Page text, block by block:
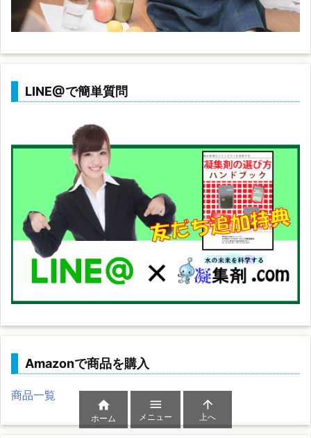
LINE@で簡単質問
Amazonで商品を購入
商品一覧

ホーム

メニュー

上へ